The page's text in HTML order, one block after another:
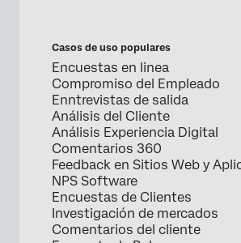
Casos de uso populares
Encuestas en linea
Compromiso del Empleado
Enntrevistas de salida
Análisis del Cliente
Análisis Experiencia Digital
Comentarios 360
Feedback en Sitios Web y
NPS Software
Encuestas de Clientes
Investigación de mercados
Comentarios del cliente